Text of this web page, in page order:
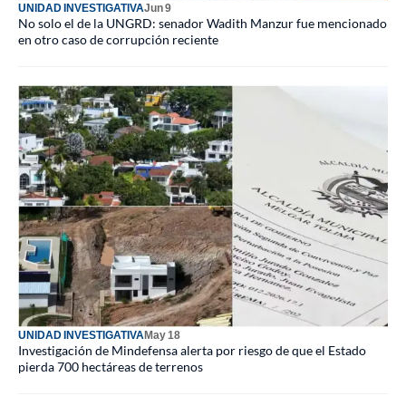
UNIDAD INVESTIGATIVAJun 9
No solo el de la UNGRD: senador Wadith Manzur fue mencionado
en otro caso de corrupción reciente
UNIDAD INVESTIGATIVAMay 18
Investigación de Mindefensa alerta por riesgo de que el Estado
pierda 700 hectáreas de terrenos